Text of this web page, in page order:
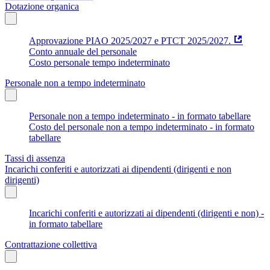
Dotazione organica
Approvazione PIAO 2025/2027 e PTCT 2025/2027.
Conto annuale del personale
Costo personale tempo indeterminato
Personale non a tempo indeterminato
Personale non a tempo indeterminato - in formato tabellare
Costo del personale non a tempo indeterminato - in formato
tabellare
Tassi di assenza
Incarichi conferiti e autorizzati ai dipendenti (dirigenti e non
dirigenti)
Incarichi conferiti e autorizzati ai dipendenti (dirigenti e non) -
in formato tabellare
Contrattazione collettiva